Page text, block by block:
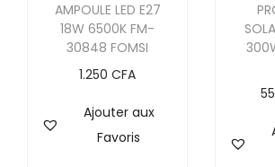
AMPOULE LED E27
18W 6500K FM-
30848 FOMSI
1.250 CFA
Ajouter aux
Favoris